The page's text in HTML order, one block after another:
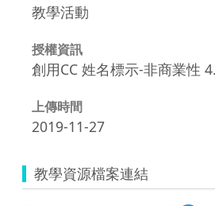
教學活動
授權資訊
創用CC 姓名標示-非商業性
上傳時間
2019-11-27
教學資源檔案連結